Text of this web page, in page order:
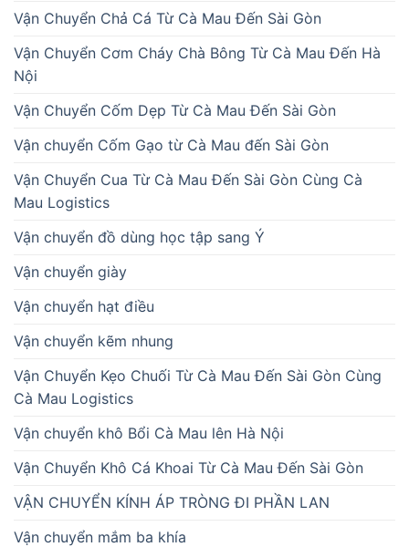
Vận Chuyển Chả Cá Từ Cà Mau Đến Sài Gòn
Vận Chuyển Cơm Cháy Chà Bông Từ Cà Mau Đến Hà
Nội
Vận Chuyển Cốm Dẹp Từ Cà Mau Đến Sài Gòn
Vận chuyển Cốm Gạo từ Cà Mau đến Sài Gòn
Vận Chuyển Cua Từ Cà Mau Đến Sài Gòn Cùng Cà
Mau Logistics
Vận chuyển đồ dùng học tập sang Ý
Vận chuyển giày
Vận chuyển hạt điều
Vận chuyển kẽm nhung
Vận Chuyển Kẹo Chuối Từ Cà Mau Đến Sài Gòn Cùng
Cà Mau Logistics
Vận chuyển khô Bổi Cà Mau lên Hà Nội
Vận Chuyển Khô Cá Khoai Từ Cà Mau Đến Sài Gòn
VẬN CHUYỂN KÍNH ÁP TRÒNG ĐI PHẦN LAN
Vận chuyển mắm ba khía